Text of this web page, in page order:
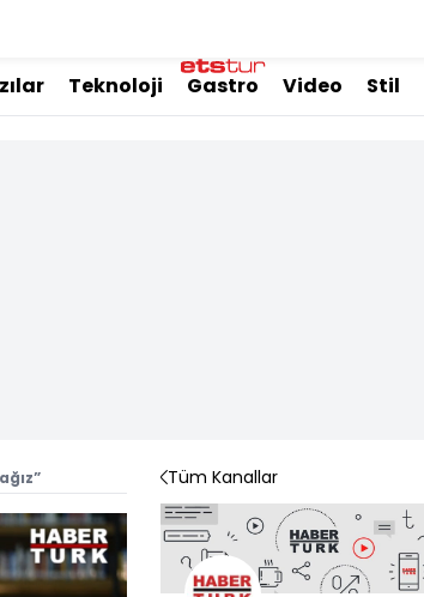
Teknoloji Gastro Video Stil
Tüm Kanallar